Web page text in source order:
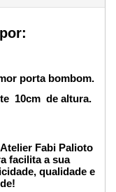
porta bombom.
10cm de altura.
Fabi Palioto
facilita a sua
qualidade e